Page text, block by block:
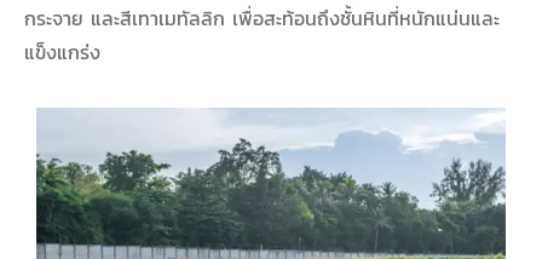
กระจาย และสีเทาเมทัลลิก เพื่อสะท้อนถึงชั้นหินที่หนักแน่นและ
แข็งแกร่ง